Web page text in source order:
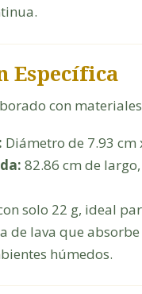
Específica
con
Diámetro de 7.93 cm
82.86 cm de
solo 22 g, ideal
de lava que
húmedos.